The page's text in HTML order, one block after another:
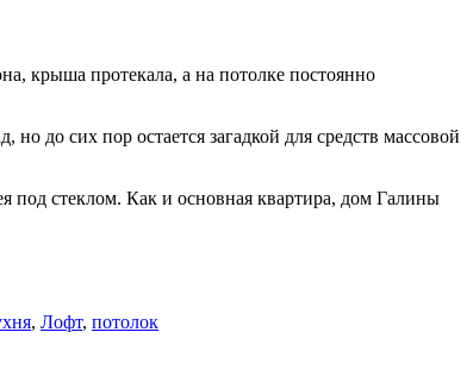
крыша протекала, а на потолке постоянно
до сих пор остается загадкой для средств массовой
под стеклом. Как и основная квартира, дом Галины
, Лофт, потолок